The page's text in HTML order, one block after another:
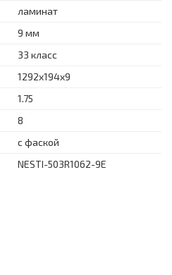
ламинат
9 мм
33 класс
1292x194x9
1.75
8
с фаской
NESTI-503R1062-9E